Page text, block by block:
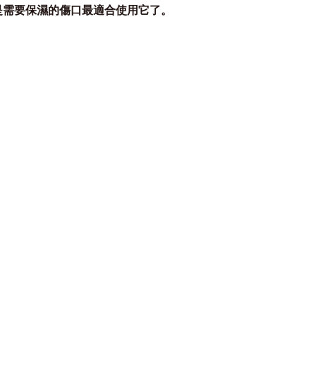
要保濕的傷口最適合使用它了。